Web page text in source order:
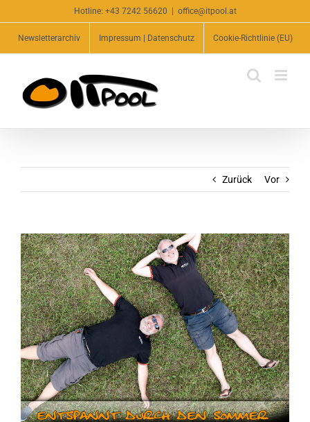
Inhalt
springen
Hotline: +43 7242 56620 office@itpool.at
Newsletterarchiv Impressum | Datenschutz Cookie-Richtlinie (EU)
Zurück Vor
Zeige
grösseres
Bild